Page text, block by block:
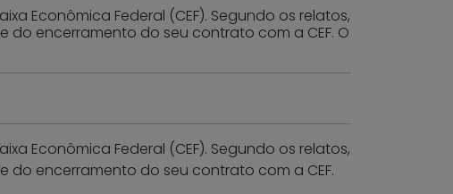
Econômica Federal (CEF). Segundo os relatos,
encerramento do seu contrato com a CEF. O
Econômica Federal (CEF). Segundo os relatos,
encerramento do seu contrato com a CEF.